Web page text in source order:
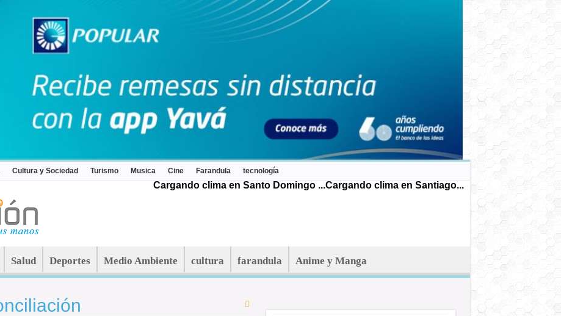
Cultura y Sociedad Turismo Musica Cine Farandula tecnología
Cargando clima en Santo Domingo ...Cargando clima en Santiago...
Salud Deportes Medio Ambiente cultura farandula Anime y Manga